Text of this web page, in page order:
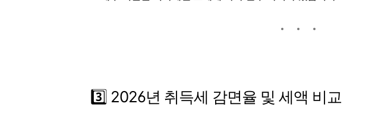
3️⃣ 2026년 취득세 감면율 및 세액 비교